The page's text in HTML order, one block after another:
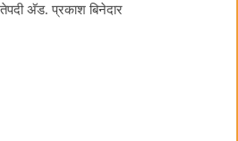
अ‍ॅड. प्रकाश बिनेदार